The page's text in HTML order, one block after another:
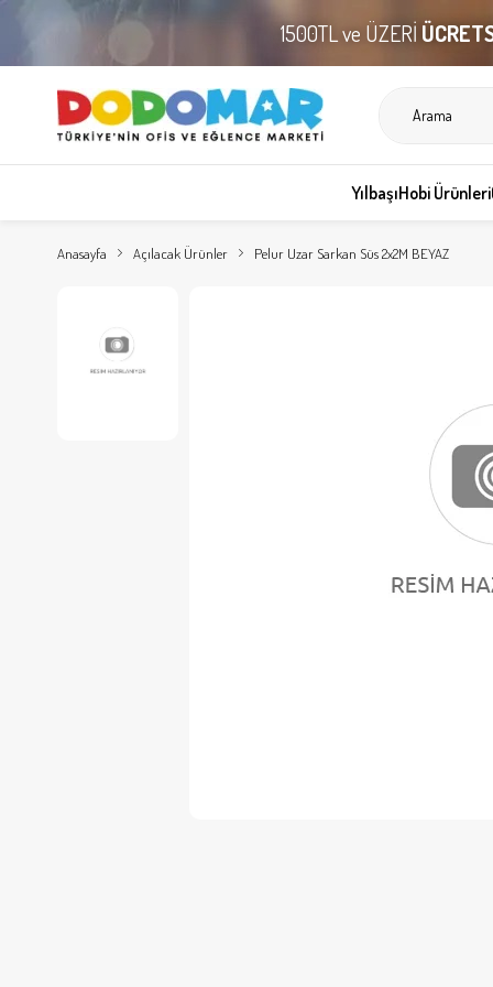
1500TL ve ÜZERİ
YılbaşıHobi Ürünleri
Anasayfa Açılacak Ürünler Pelur Uzar Sarkan Süs 2x2M BEYAZ